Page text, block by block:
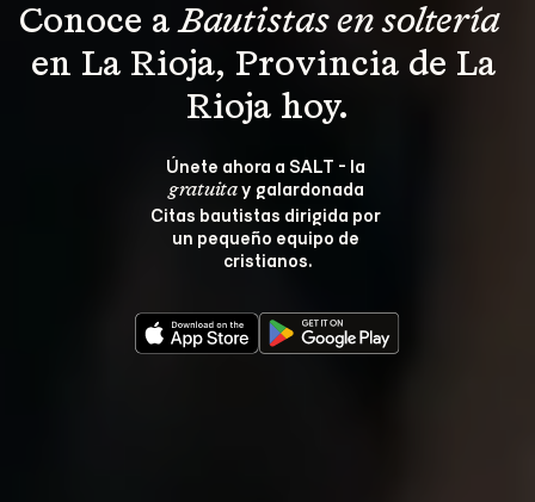
Conoce a Bautistas en soltería
en La Rioja, Provincia de La
Rioja hoy.
Únete ahora a SALT - la
gratuita y galardonada
Citas bautistas dirigida por
un pequeño equipo de
cristianos.